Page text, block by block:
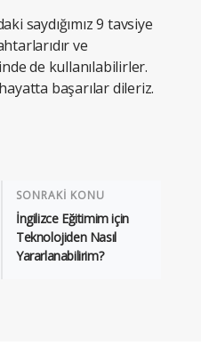
saydığımız 9 tavsiye
ve
de kullanılabilirler.
başarılar dileriz.
SONRAKİ KONU
İngilizce Eğitimim için
Teknolojiden Nasıl
Yararlanabilirim?